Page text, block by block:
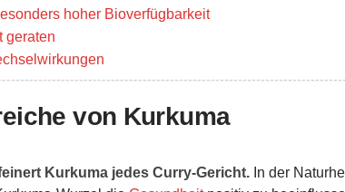
hoher Bioverfügbarkeit
geraten
von Kurkuma
Kurkuma jedes Curry-Gericht. In der